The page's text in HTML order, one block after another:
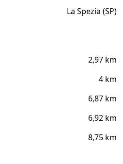
La Spezia (SP)
2,97 km
4 km
6,87 km
6,92 km
8,75 km